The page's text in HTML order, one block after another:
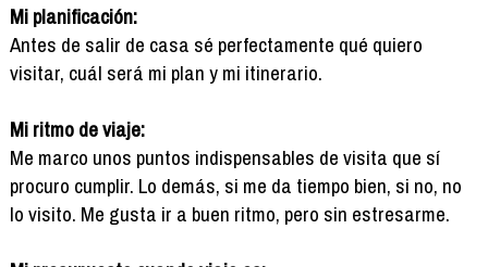
Mi planificación:
Antes de salir de casa sé perfectamente qué quiero
visitar, cuál será mi plan y mi itinerario.
Mi ritmo de viaje:
Me marco unos puntos indispensables de visita que sí
procuro cumplir. Lo demás, si me da tiempo bien, si no, no
lo visito. Me gusta ir a buen ritmo, pero sin estresarme.